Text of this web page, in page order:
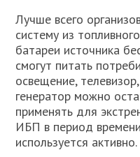
Лучше всего
систему из
батареи источника
смогут питать
освещение,
генератор можно
применять для
ИБП в период
используется активно.